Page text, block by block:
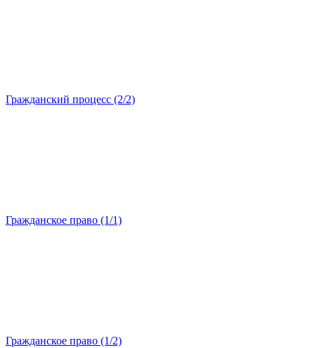
Гражданский процесс (2/2)
Гражданское право (1/1)
Гражданское право (1/2)